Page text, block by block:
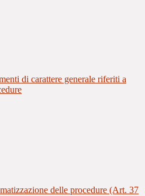
di carattere generale riferiti a
delle procedure (Art. 37